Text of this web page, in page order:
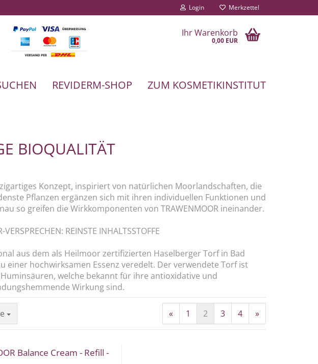
Login Merkzettel
Ihr Warenkorb
0,00 EUR
REVIDERM-SHOP ZUM KOSMETIKINSTITUT
BIOQUALITÄT
Konzept, inspiriert von natürlichen Moorlandschaften, die
Pflanzen ergänzen sich mit ihren individuellen Funktionen und
so greifen die Wirkkomponenten von TRAWENMOOR ineinander.
VERSPRECHEN: REINSTE INHALTSSTOFFE
aus dem als Heilmoor zertifizierten Haselberger Torf in Bad
einer hochwirksamen Essenz veredelt. Der verwendete Torf ist
welche bekannt für ihre antioxidative und
Wirkung sind.
« 1 2 3 4 »
Balance Cream - Refill -